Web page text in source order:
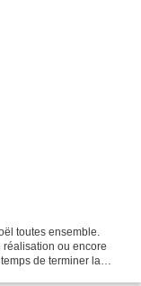
toutes ensemble.
ou encore
de terminer la